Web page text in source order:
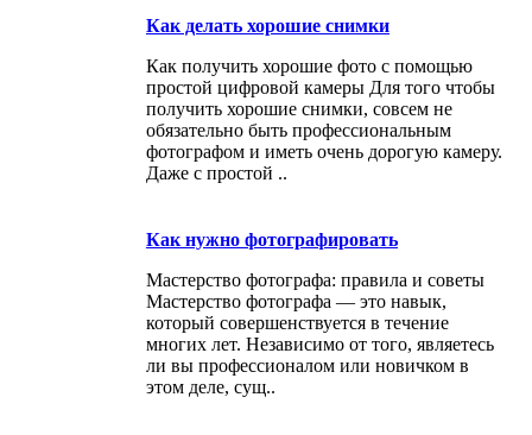
Как делать хорошие снимки
Как получить хорошие фото с помощью
простой цифровой камеры Для того чтобы
получить хорошие снимки, совсем не
обязательно быть профессиональным
фотографом и иметь очень дорогую камеру.
Даже с простой ..
Как нужно фотографировать
Мастерство фотографа: правила и советы
Мастерство фотографа — это навык,
который совершенствуется в течение
многих лет. Независимо от того, являетесь
ли вы профессионалом или новичком в
этом деле, сущ..